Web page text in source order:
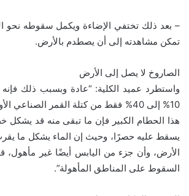
– بعد ذلك تختفي الإضاءة ويكمل سقوطه نحو
تمكن مشاهدته إلى أن يصطدم بالأرض.
الصاروخ لا يصل إلى الأرض
واستطرد عميد الكلية: “عادة وبسبب ذلك فإنه
10% إلى 40% فقط من كتلة القمر
هذا الحطام الكبير فإن ما تبقى منه قد يشكل
يسقط عليه حصرًا، وحيث إن الماء يشكل ما
الأرض، وأن جزء من اليابس أيضًا غير مأهول،
السقوط على المناطق المأهولة”.